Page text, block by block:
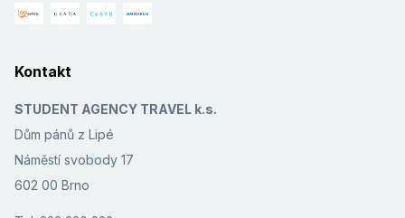
Kontakt
STUDENT AGENCY TRAVEL k.s.
Dům pánů z Lipé
Náměstí svobody 17
602 00 Brno